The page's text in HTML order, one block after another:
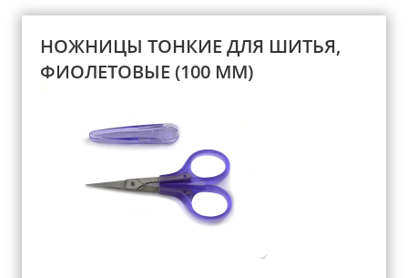
НОЖНИЦЫ ТОНКИЕ ДЛЯ ШИТЬЯ,
ФИОЛЕТОВЫЕ (100 ММ)